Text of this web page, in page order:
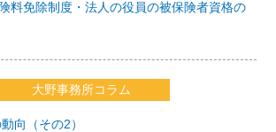
料免除制度・法人の役員の被保険者資格の
大野事務所コラム
向（その2）